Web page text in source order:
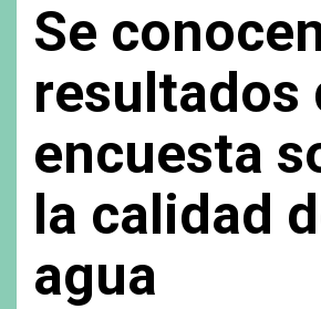
Se
resultados
encuesta
la calidad
agua